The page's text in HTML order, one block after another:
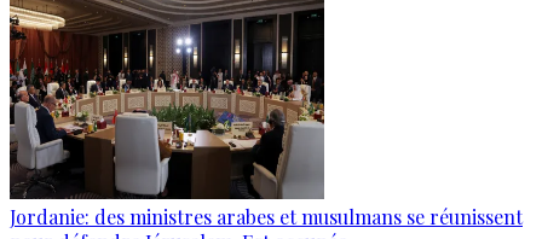
Jordanie: des ministres arabes et musulmans se réunissent